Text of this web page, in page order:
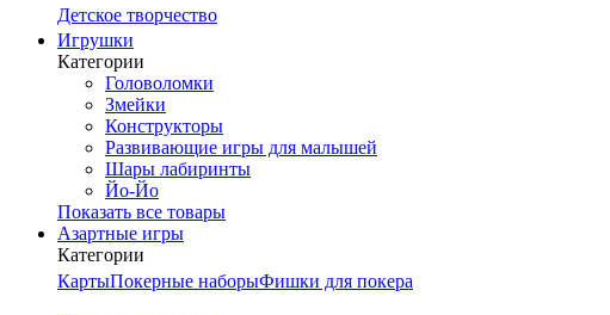
Детское творчество
Игрушки
Категории
Головоломки
Змейки
Конструкторы
Развивающие игры для малышей
Шары лабиринты
Йо-Йо
Показать все товары
Азартные игры
Категории
КартыПокерные наборыФишки для покера